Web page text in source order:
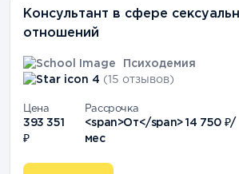
Консультант в сфере
отношений
Психодемия
4 (15 отзывов)
Цена
393 351
₽
Рассрочка
<span>От</span> 14 750 ₽/
мес